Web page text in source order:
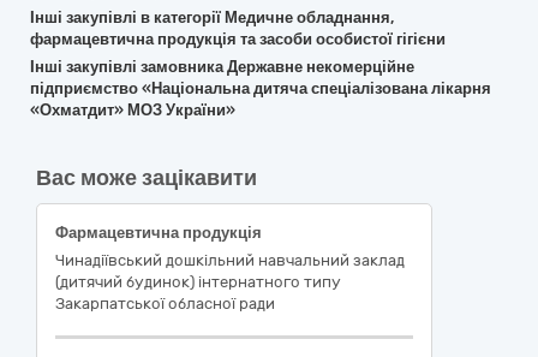
Інші закупівлі в категорії Медичне обладнання,
фармацевтична продукція та засоби особистої гігієни
Інші закупівлі замовника Державне некомерційне
підприємство «Національна дитяча спеціалізована лікарня
«Охматдит» МОЗ України»
Вас може зацікавити
Фармацевтична продукція
Чинадіївський дошкільний навчальний заклад
(дитячий будинок) інтернатного типу
Закарпатської обласної ради